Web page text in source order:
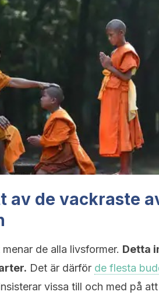
av de vackraste
de alla livsformer. Detta
Det är därför de flesta
vissa till och med på